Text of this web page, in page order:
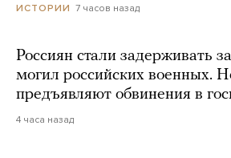
ИСТОРИИ 7 часов назад
Россиян стали задерживать
могил российских военных.
предъявляют обвинения в
4 часа назад